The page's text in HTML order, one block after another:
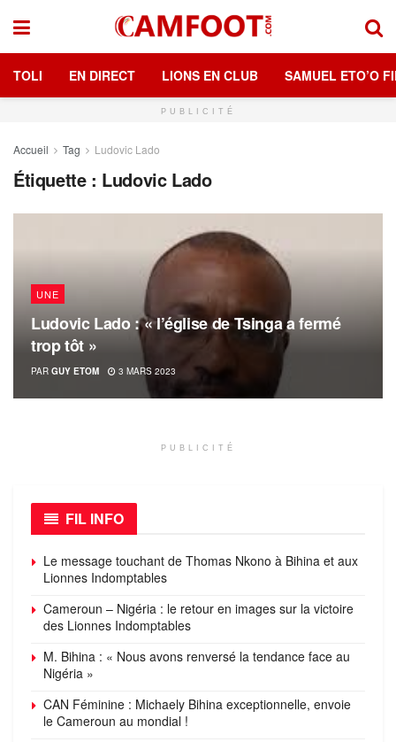
TOLI EN DIRECT LIONS EN CLUB SAMUEL ETO’O
PUBLICITÉ
Accueil Tag Ludovic Lado
Étiquette : Ludovic Lado
UNE
Ludovic Lado : « l’église de Tsinga a fermé
trop tôt »
PAR GUY ETOM 3 MARS 2023
PUBLICITÉ
FIL INFO
Le message touchant de Thomas Nkono à Bihina et aux
Lionnes Indomptables
Cameroun – Nigéria : le retour en images sur la victoire
des Lionnes Indomptables
M. Bihina : « Nous avons renversé la tendance face au
Nigéria »
CAN Féminine : Michaely Bihina exceptionnelle, envoie
le Cameroun au mondial !